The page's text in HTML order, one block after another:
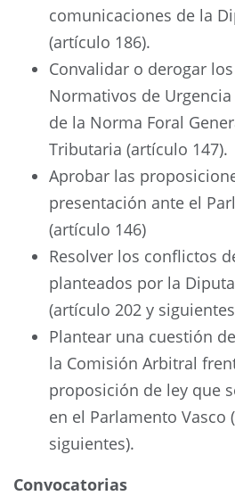
comunicaciones de la
(artículo 186).
Convalidar o derogar
Normativos de
de la Norma Foral
Tributaria (artículo 147).
Aprobar las
presentación ante el
(artículo 146)
Resolver los conflictos
planteados por la
(artículo 202 y
Plantear una cuestión
la Comisión Arbitral
proposición de ley que
en el Parlamento Vasco
siguientes).
Convocatorias